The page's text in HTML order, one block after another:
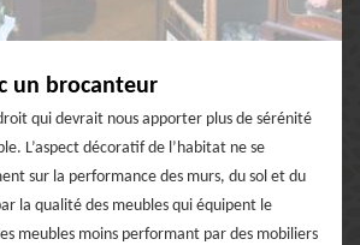
un brocanteur
qui devrait nous apporter plus de sérénité
L’aspect décoratif de l’habitat ne se
sur la performance des murs, du sol et du
la qualité des meubles qui équipent le
meubles moins performant par des mobiliers